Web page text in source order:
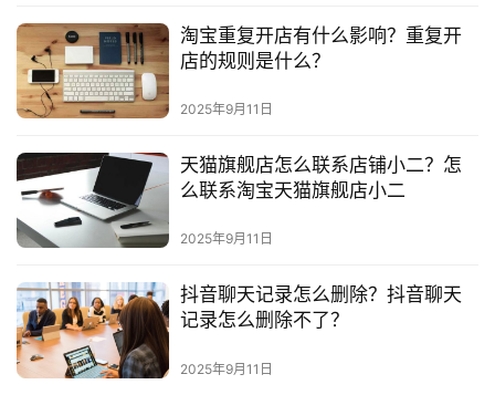
淘宝重复开店有什么影响？重复开
店的规则是什么？
2025年9月11日
天猫旗舰店怎么联系店铺小二？怎
么联系淘宝天猫旗舰店小二
2025年9月11日
抖音聊天记录怎么删除？抖音聊天
记录怎么删除不了？
2025年9月11日